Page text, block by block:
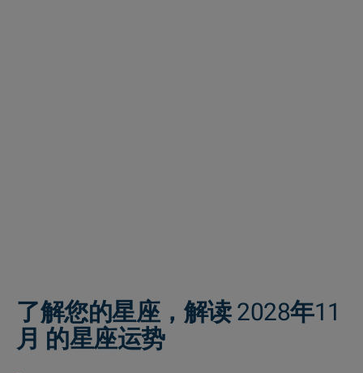
了解您的星座，解读 2028年11
月 的星座运势